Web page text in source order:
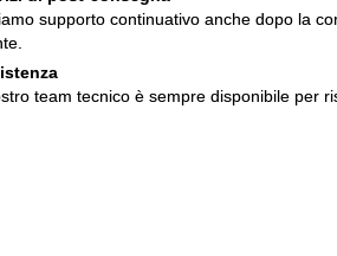
supporto continuativo anche dopo la
team tecnico è sempre disponibile per